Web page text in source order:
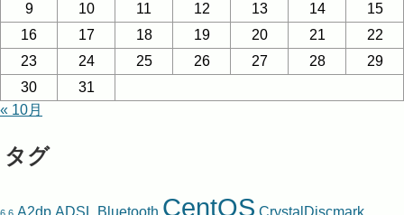
9
10 11 12 13 14
15
16
17 18 19 20 21
22
23
24 25 26 27 28
29
30
31
« 10月
タグ
A2dp ADSL Bluetooth CentOS CrystalDiscmark